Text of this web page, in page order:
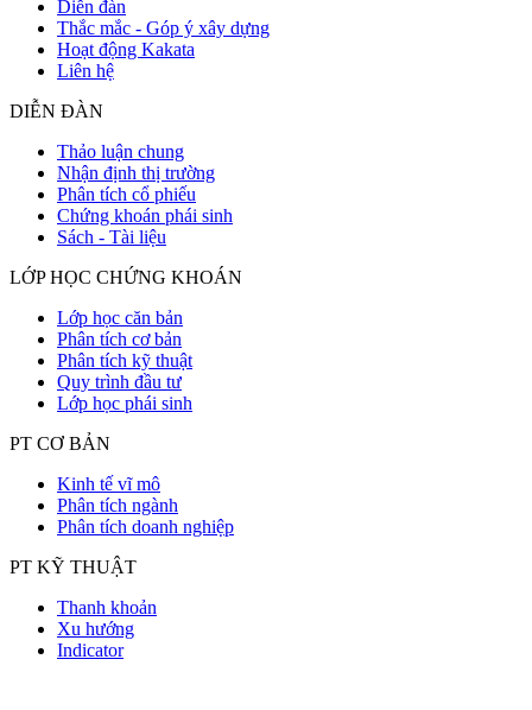
Diễn đàn
Thắc mắc - Góp ý xây dựng
Hoạt động Kakata
Liên hệ
DIỄN ĐÀN
Thảo luận chung
Nhận định thị trường
Phân tích cổ phiếu
Chứng khoán phái sinh
Sách - Tài liệu
LỚP HỌC CHỨNG KHOÁN
Lớp học căn bản
Phân tích cơ bản
Phân tích kỹ thuật
Quy trình đầu tư
Lớp học phái sinh
PT CƠ BẢN
Kinh tế vĩ mô
Phân tích ngành
Phân tích doanh nghiệp
PT KỸ THUẬT
Thanh khoản
Xu hướng
Indicator